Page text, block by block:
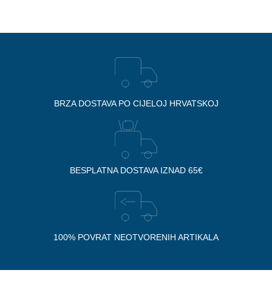
BRZA DOSTAVA PO CIJELOJ HRVATSKOJ
BESPLATNA DOSTAVA IZNAD 65€
100% POVRAT NEOTVORENIH ARTIKALA